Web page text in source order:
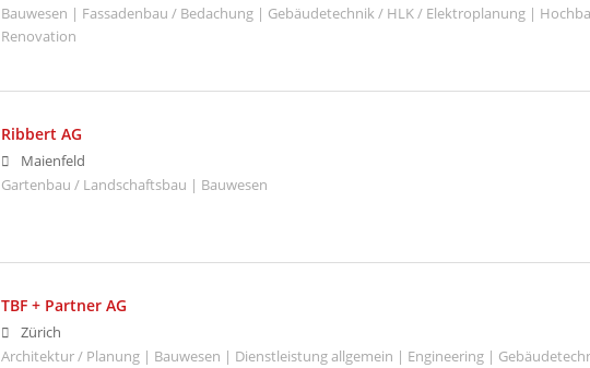
Bauwesen | Fassadenbau / Bedachung | Gebäudetechnik / HLK / Elektroplanung |
Renovation
Ribbert AG
Maienfeld
Gartenbau / Landschaftsbau | Bauwesen
TBF + Partner AG
Zürich
Architektur / Planung | Bauwesen | Dienstleistung allgemein | Engineering |